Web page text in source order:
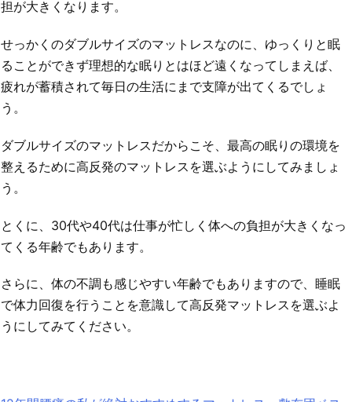
担が大きくなります。
せっかくのダブルサイズのマットレスなのに、ゆっくりと眠
ることができず理想的な眠りとはほど遠くなってしまえば、
疲れが蓄積されて毎日の生活にまで支障が出てくるでしょ
う。
ダブルサイズのマットレスだからこそ、最高の眠りの環境を
整えるために高反発のマットレスを選ぶようにしてみましょ
う。
とくに、30代や40代は仕事が忙しく体への負担が大きくなっ
てくる年齢でもあります。
さらに、体の不調も感じやすい年齢でもありますので、睡眠
で体力回復を行うことを意識して高反発マットレスを選ぶよ
うにしてみてください。